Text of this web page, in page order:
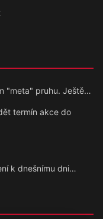
"meta" pruhu. Ještě…
termín akce do
k dnešnímu dni…